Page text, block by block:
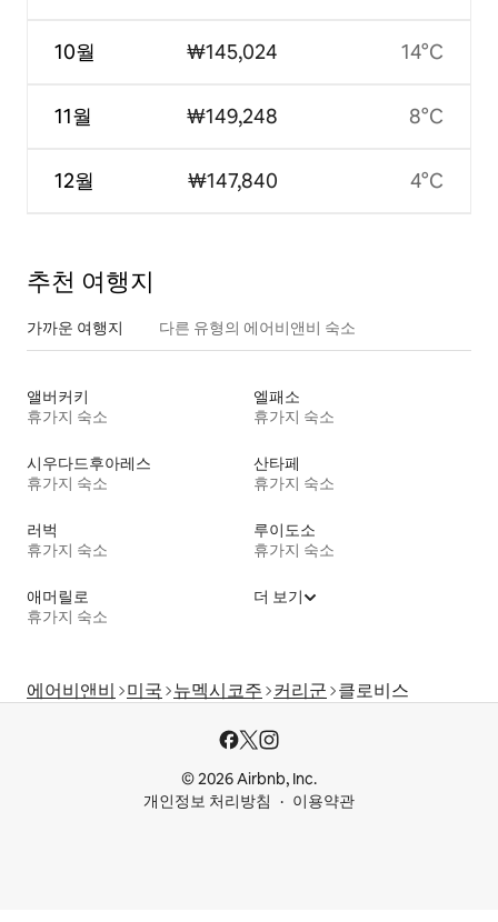
10월
11월
12월
₩145,024
₩149,248
₩147,840
14°C
8°C
4°C
추천 여행지
가까운 여행지 다른 유형의 에어비앤비 숙소
앨버커키
휴가지 숙소
엘패소
휴가지 숙소
시우다드후아레스
휴가지 숙소
산타페
휴가지 숙소
러벅
휴가지 숙소
루이도소
휴가지 숙소
애머릴로
휴가지 숙소
더 보기
에어비앤비 미국 뉴멕시코주 커리군 클로비스
© 2026 Airbnb, Inc.
개인정보 처리방침
이용약관